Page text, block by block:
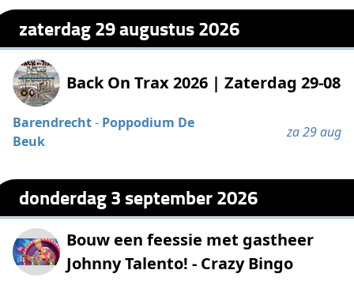
zaterdag 29 augustus 2026
Back On Trax 2026 | Zaterdag 29-08
Barendrecht- Poppodium De
Beuk
za 29 aug
donderdag 3 september 2026
Bouw een feessie met gastheer
Johnny Talento! - Crazy Bingo